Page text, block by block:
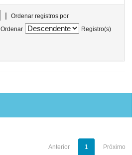
|
Ordenar registros por
Ordenar
Registro(s)
Anterior 1 Próximo